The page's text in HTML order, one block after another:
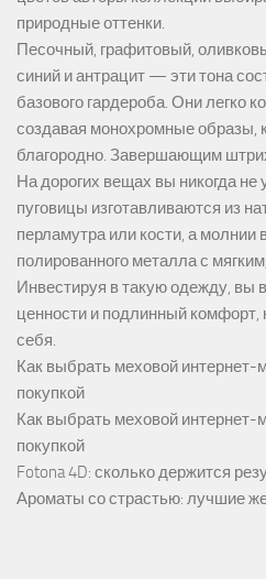
природные оттенки.
Песочный, графитовый,
синий и антрацит — эти тона
базового гардероба. Они легко
создавая монохромные образы,
благородно. Завершающим
На дорогих вещах вы никогда не
пуговицы изготавливаются из
перламутра или кости, а молнии
полированного металла с
Инвестируя в такую одежду, вы
ценности и подлинный комфорт,
себя.
Как выбрать меховой интернет-
покупкой
Как выбрать меховой интернет-
покупкой
Fotona 4D: сколько держится
Ароматы со страстью: лучшие